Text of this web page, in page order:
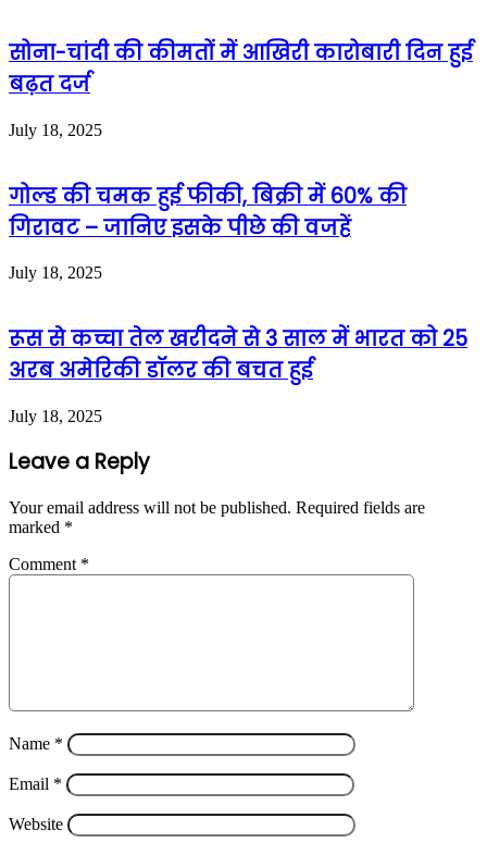
सोना-चांदी की कीमतों में आखिरी कारोबारी दिन हुई
बढ़त दर्ज
July 18, 2025
गोल्ड की चमक हुई फीकी, बिक्री में 60% की
गिरावट – जानिए इसके पीछे की वजहें
July 18, 2025
रूस से कच्चा तेल खरीदने से 3 साल में भारत को 25
अरब अमेरिकी डॉलर की बचत हुई
July 18, 2025
Leave a Reply
Your email address will not be published. Required fields are
marked *
Comment *
Name *
Email *
Website